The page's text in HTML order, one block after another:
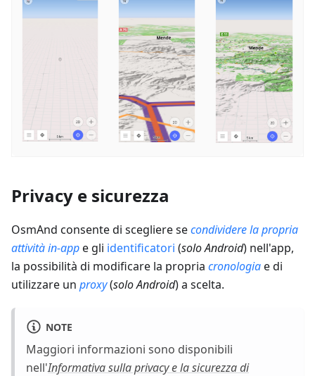
Privacy e sicurezza
OsmAnd consente di scegliere secondividere la propria
attività in-appe gli identificatori (solo Android) nell'app,
la possibilità di modificare la propria cronologiae di
utilizzare un proxy(solo Android) a scelta.
NOTE
Maggiori informazioni sono disponibili
nell'Informativa sulla privacy e la sicurezza di